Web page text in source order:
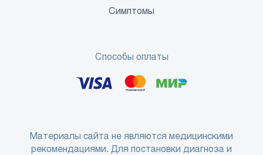
Симптомы
Способы оплаты
Материалы сайта не являются медицинскими
рекомендациями. Для постановки диагноза и